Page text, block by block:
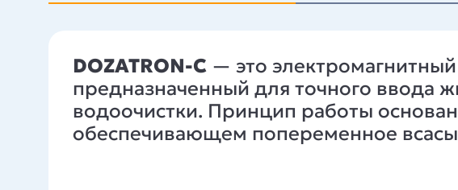
DOZATRON-C — это
предназначенный для точного ввода
водоочистки. Принцип работы
обеспечивающем попеременное